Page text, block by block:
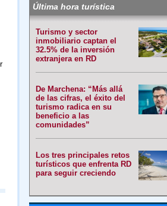
Última hora turística
Turismo y sector
inmobiliario captan el
32.5% de la inversión
extranjera en RD
De Marchena: “Más allá
de las cifras, el éxito del
turismo radica en su
beneficio a las
comunidades”
Los tres principales retos
turísticos que enfrenta RD
para seguir creciendo